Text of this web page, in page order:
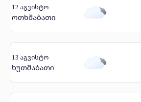
12 აგვისტო
ოთხშაბათი
13 აგვისტო
ხუთშაბათი